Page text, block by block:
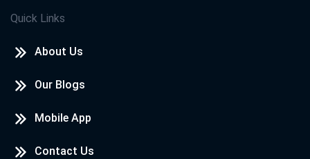
Quick Links
About Us
Our Blogs
Mobile App
Contact Us